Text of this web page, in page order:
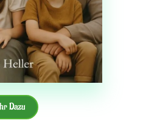
Dazu